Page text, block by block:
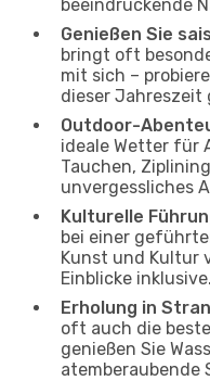
beeindruckende
Genießen Sie
bringt oft
mit sich –
dieser Jahreszeit
Outdoor-
ideale Wetter für
Tauchen,
unvergessliches
Kulturelle
bei einer
Kunst und Kultur
Einblicke inklusive.
Erholung in
oft auch die
genießen Sie
atemberaubende